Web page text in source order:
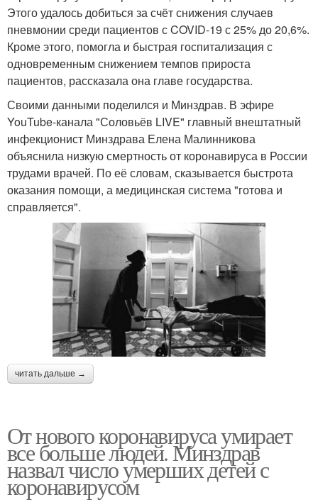
Этого удалось добиться за счёт снижения случаев
пневмонии среди пациентов с COVID-19 с 25% до 20,6%.
Кроме этого, помогла и быстрая госпитализация с
одновременным снижением темпов прироста
пациентов, рассказала она главе государства.
Своими данными поделился и Минздрав. В эфире
YouTube-канала "Соловьёв LIVE" главный внештатный
инфекционист Минздрава Елена Малинникова
объяснила низкую смертность от коронавируса в России
трудами врачей. По её словам, сказывается быстрота
оказания помощи, а медицинская система "готова и
справляется".
читать дальше →
От нового коронавируса умирает
все больше людей. Минздрав
назвал число умерших детей с
коронавирусом